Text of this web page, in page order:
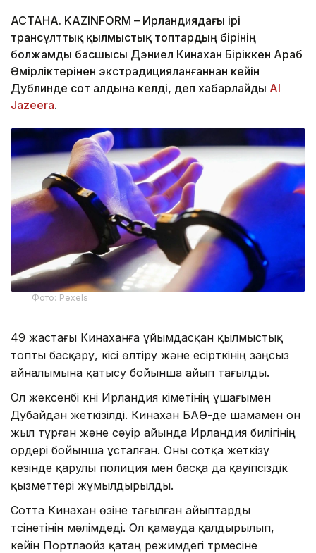
АСТАНА. KAZINFORM – Ирландиядағы ірі
трансұлттық қылмыстық топтардың бірінің
болжамды басшысы Дэниел Кинахан Біріккен Араб
Әмірліктерінен экстрадицияланғаннан кейін
Дублинде сот алдына келді, деп хабарлайды Al
Jazeera.
Фото: Pexels
49 жастағы Кинаханға ұйымдасқан қылмыстық
топты басқару, кісі өлтіру және есірткінің заңсыз
айналымына қатысу бойынша айып тағылды.
Ол жексенбі күні Ирландия үкіметінің ұшағымен
Дубайдан жеткізілді. Кинахан БАӘ-де шамамен он
жыл тұрған және сәуір айында Ирландия билігінің
ордері бойынша ұсталған. Оны сотқа жеткізу
кезінде қарулы полиция мен басқа да қауіпсіздік
қызметтері жұмылдырылды.
Сотта Кинахан өзіне тағылған айыптарды
түсінетінін мәлімдеді. Ол қамауда қалдырылып,
кейін Портлаойз қатаң режимдегі түрмесіне